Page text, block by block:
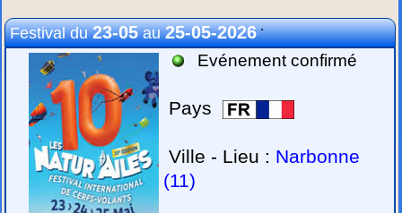
Festival du23-05au25-05-2026.
Evénement confirmé
Pays
Ville - Lieu : Narbonne
(11)